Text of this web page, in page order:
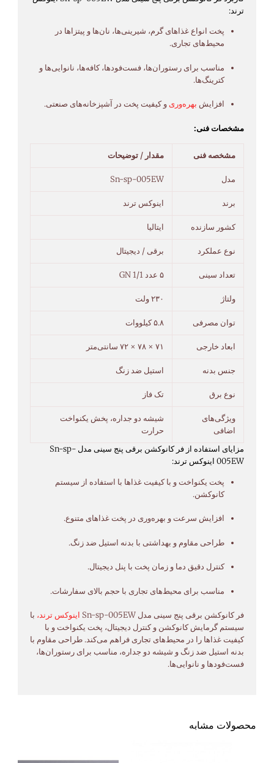
ترند:
پخت انواعغذاهایگرم، شیرینی‌ها، نان‌هاو پیتزاها در
محیط‌هایتجاری.
مناسب برایرستوران‌ها،فست‌فودها،کافه‌ها، نانوایی‌هاو
کترینگ‌ها.
افزایش بهره‌وریوکیفیت پخت در آشپزخانه‌های صنعتی.
مشخصات فنی:
مشخصه فنی مقدار / توضیحات
مدل Sn-sp-005EW
برند اینوکس ترند
کشور سازنده ایتالیا
نوع عملکرد برقی / دیجیتال
تعداد سینی ۵ عدد GN 1/1
ولتاژ ۲۳۰ ولت
توان مصرفی ۵.۸ کیلووات
ابعاد خارجی ۷۱ × ۷۸ × ۷۲ سانتی‌متر
جنس بدنه استیل ضد زنگ
نوع برق تک فاز
ویژگی‌های
اضافی
شیشه دو جداره، پخش یکنواخت
حرارت
مزایای استفاده از فر کانوکشن برقی پنج سینی مدل Sn-sp-
005EW اینوکس ترند:
پخت یکنواختو باکیفیتغذاها با استفاده از سیستم
کانوکشن.
افزایش سرعتو بهره‌وری در پختغذاهای متنوع.
طراحی مقاومو بهداشتی با بدنه استیل ضدزنگ.
کنترل دقیق دماوزمان پخت با پنل دیجیتال.
مناسب برای محیط‌هایتجاری با حجم بالای سفارشات.
فرکانوکشن برقی پنج سینی مدل Sn-sp-005EW اینوکس ترند، با
سیستمگرمایشکانوکشن وکنترل دیجیتال، پخت یکنواختو با
کیفیتغذاها را در محیط‌های تجاری فراهم می‌کند. طراحی مقاوم با
بدنه استیل ضدزنگ و شیشه دو جداره، مناسب برای رستوران‌ها،
فست‌فودها و نانوایی‌ها.
محصولات مشابه